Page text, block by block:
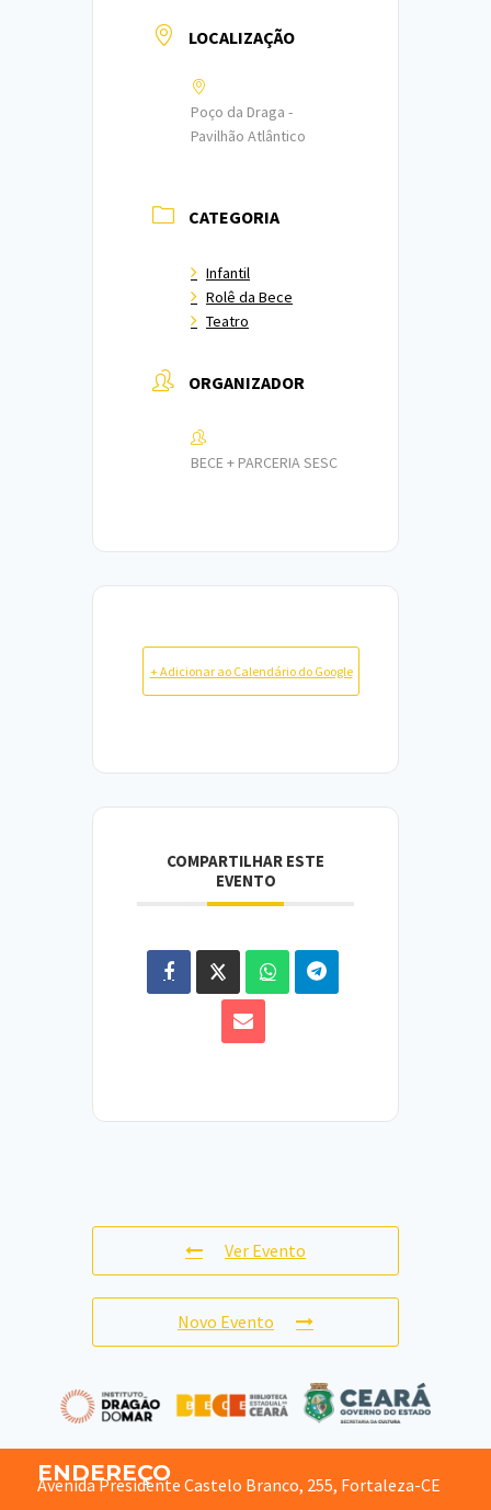
LOCALIZAÇÃO
Poço da Draga -
Pavilhão Atlântico
CATEGORIA
Infantil
Rolê da Bece
Teatro
ORGANIZADOR
BECE + PARCERIA SESC
+ Adicionar ao Calendário do Google
COMPARTILHAR ESTE
EVENTO
Ver Evento
Novo Evento
ENDEREÇO
Avenida Presidente Castelo Branco, 255, Fortaleza-CE